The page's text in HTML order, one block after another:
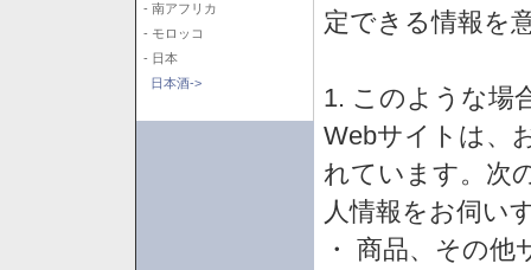
- 南アフリカ
- モロッコ
- 日本
日本酒->
定できる情報を
1. このような場
Webサイトは、
れています。次
人情報をお伺い
・ 商品、その